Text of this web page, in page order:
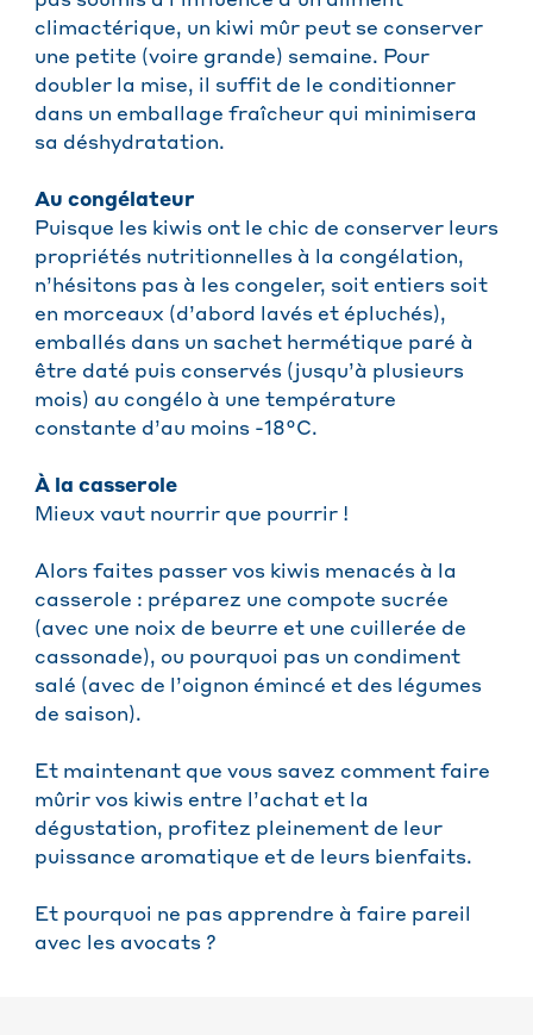
climactérique, un kiwi mûr peut se conserver
une petite (voire grande) semaine. Pour
doubler la mise, il suffit de le conditionner
dans un emballage fraîcheur qui minimisera
sa déshydratation.
Au congélateur
Puisque les kiwis ont le chic de conserver leurs
propriétés nutritionnelles à la congélation,
n’hésitons pas à les congeler, soit entiers soit
en morceaux (d’abord lavés et épluchés),
emballés dans un sachet hermétique paré à
être daté puis conservés (jusqu’à plusieurs
mois) au congélo à une température
constante d’au moins -18°C.
À la casserole
Mieux vaut nourrir que pourrir !
Alors faites passer vos kiwis menacés à la
casserole : préparez une compote sucrée
(avec une noix de beurre et une cuillerée de
cassonade), ou pourquoi pas un condiment
salé (avec de l’oignon émincé et des légumes
de saison).
Et maintenant que vous savez comment faire
mûrir vos kiwis entre l’achat et la
dégustation, profitez pleinement de leur
puissance aromatique et de leurs bienfaits.
Et pourquoi ne pas apprendre à faire pareil
avec les avocats ?